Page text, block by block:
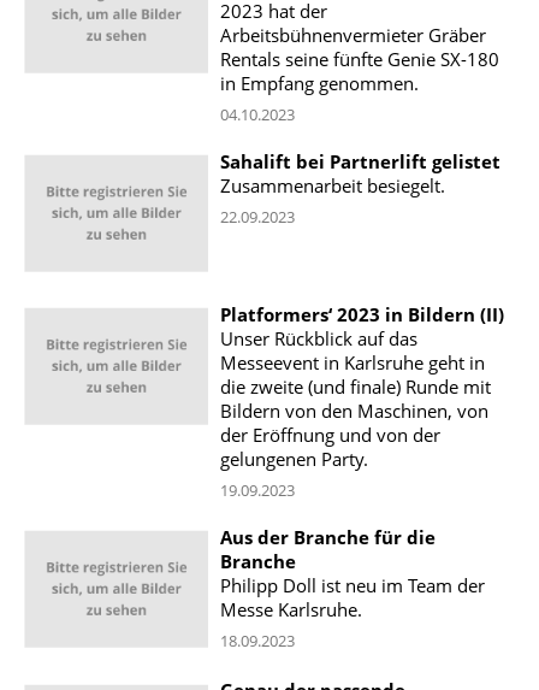
2023 hat der
Arbeitsbühnenvermieter Gräber
Rentals seine fünfte Genie SX-180
in Empfang genommen.
04.10.2023
Sahalift bei Partnerlift gelistet
Zusammenarbeit besiegelt.
22.09.2023
Platformers‘ 2023 in Bildern (II)
Unser Rückblick auf das
Messeevent in Karlsruhe geht in
die zweite (und finale) Runde mit
Bildern von den Maschinen, von
der Eröffnung und von der
gelungenen Party.
19.09.2023
Aus der Branche für die
Branche
Philipp Doll ist neu im Team der
Messe Karlsruhe.
18.09.2023